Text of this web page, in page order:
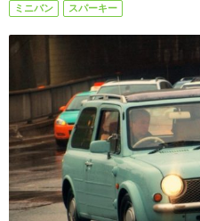
ミニバン スパーキー